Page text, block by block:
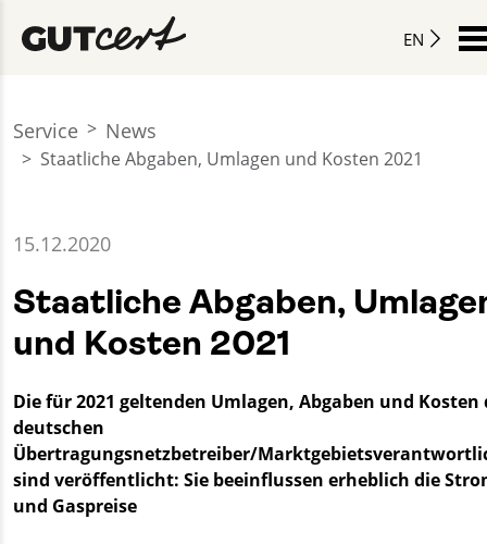
EN
Service News
Staatliche Abgaben, Umlagen und Kosten 2021
15.12.2020
Staatliche Abgaben,
und Kosten 2021
Die für 2021 geltenden Umlagen, Abgaben und Kosten
deutschen
Übertragungsnetzbetreiber/
sind veröffentlicht: Sie beeinflussen erheblich die
und Gaspreise